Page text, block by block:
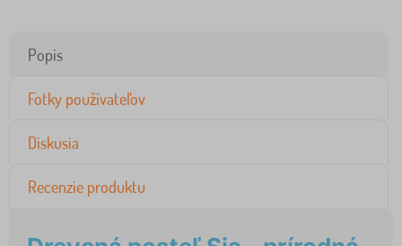
Popis
Fotky používateľov
Diskusia
Recenzie produktu